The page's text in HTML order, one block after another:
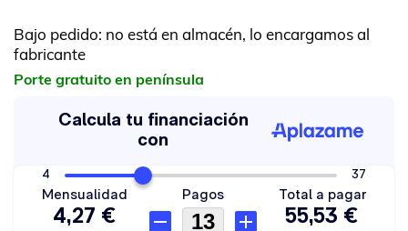
Bajo pedido: no está en almacén, lo encargamos al
fabricante
Porte gratuito en península